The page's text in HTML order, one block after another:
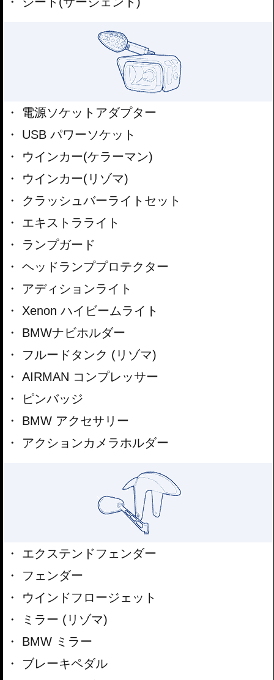
電源ソケットアダプター
USB パワーソケット
ウインカー(ケラーマン)
ウインカー(リゾマ)
クラッシュバーライトセット
エキストラライト
ランプガード
ヘッドランププロテクター
アディションライト
Xenon ハイビームライト
BMWナビホルダー
フルードタンク (リゾマ)
AIRMAN コンプレッサー
ピンバッジ
BMW アクセサリー
アクションカメラホルダー
エクステンドフェンダー
フェンダー
ウインドフロージェット
ミラー (リゾマ)
BMW ミラー
ブレーキペダル